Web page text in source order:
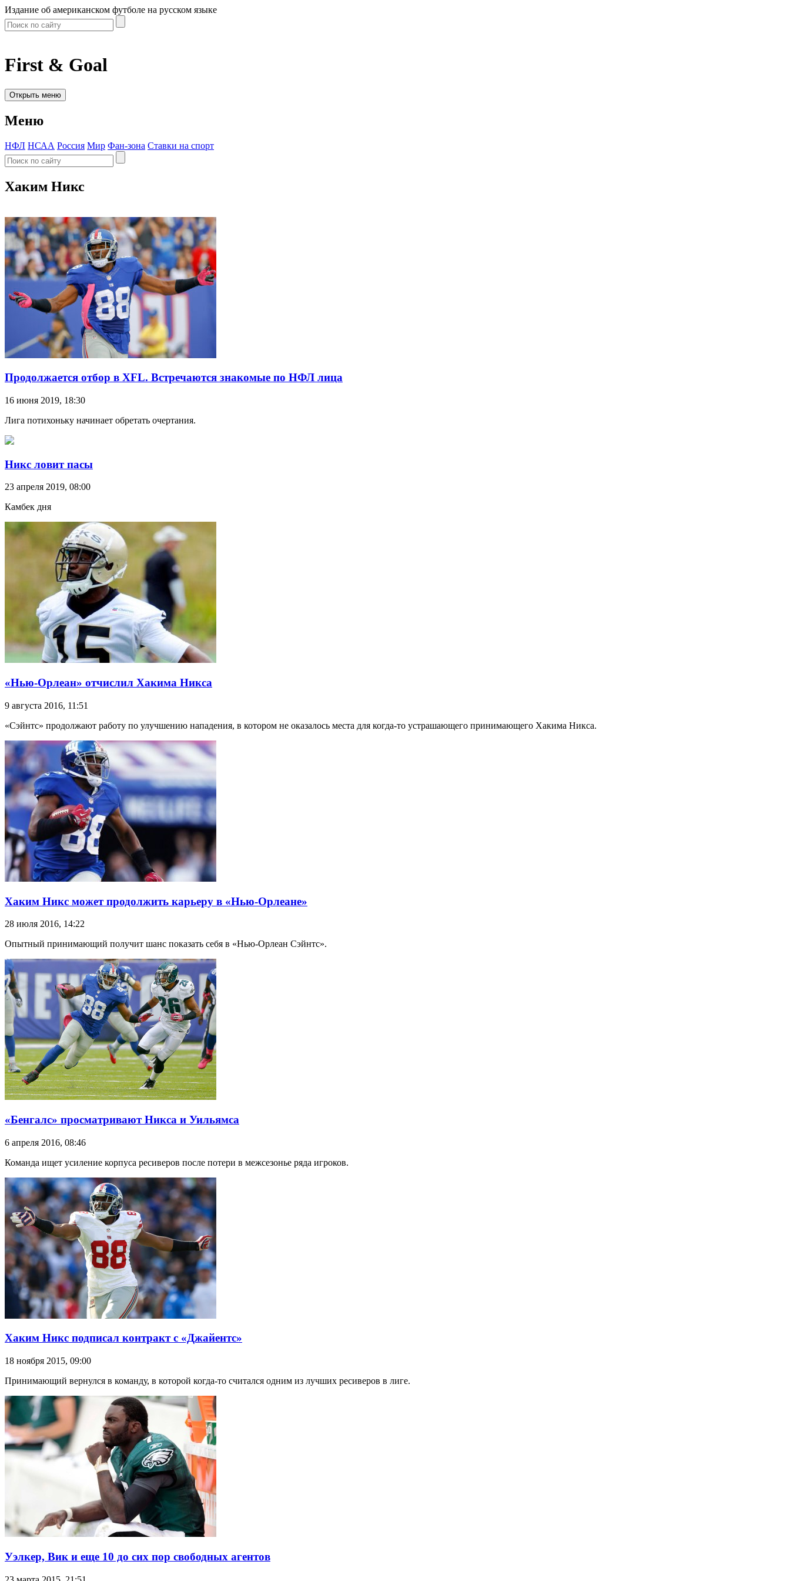
Издание об американском футболе на русском языке
First & Goal
Открыть меню
Меню
НФЛ НСАА Россия Мир Фан-зона Ставки на спорт
Хаким Никс
Продолжается отбор в XFL. Встречаются знакомые по НФЛ лица
16 июня 2019, 18:30
Лига потихоньку начинает обретать очертания.
Никс ловит пасы
23 апреля 2019, 08:00
Камбек дня
«Нью-Орлеан» отчислил Хакима Никса
9 августа 2016, 11:51
«Сэйнтс» продолжают работу по улучшению нападения, в котором не оказалось места для когда-то устрашающего принимающего Хакима Никса.
Хаким Никс может продолжить карьеру в «Нью-Орлеане»
28 июля 2016, 14:22
Опытный принимающий получит шанс показать себя в «Нью-Орлеан Сэйнтс».
«Бенгалс» просматривают Никса и Уильямса
6 апреля 2016, 08:46
Команда ищет усиление корпуса ресиверов после потери в межсезонье ряда игроков.
Хаким Никс подписал контракт с «Джайентс»
18 ноября 2015, 09:00
Принимающий вернулся в команду, в которой когда-то считался одним из лучших ресиверов в лиге.
Уэлкер, Вик и еще 10 до сих пор свободных агентов